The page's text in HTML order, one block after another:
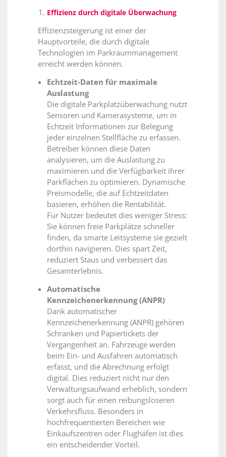
Effizienz durch digitale Überwachung
Effizienzsteigerung ist einer der
Hauptvorteile, die durch digitale
Technologien im Parkraummanagement
erreicht werden können.
Echtzeit-Daten für maximale
Auslastung
Die digitale Parkplatzüberwachung nutzt
Sensoren und Kamerasysteme, um in
Echtzeit Informationen zur Belegung
jeder einzelnen Stellfläche zu erfassen.
Betreiber können diese Daten
analysieren, um die Auslastung zu
maximieren und die Verfügbarkeit ihrer
Parkflächen zu optimieren. Dynamische
Preismodelle, die auf Echtzeitdaten
basieren, erhöhen die Rentabilität.
Für Nutzer bedeutet dies weniger Stress:
Sie können freie Parkplätze schneller
finden, da smarte Leitsysteme sie gezielt
dorthin navigieren. Dies spart Zeit,
reduziert Staus und verbessert das
Gesamterlebnis.
Automatische
Kennzeichenerkennung (ANPR)
Dank automatischer
Kennzeichenerkennung (ANPR) gehören
Schranken und Papiertickets der
Vergangenheit an. Fahrzeuge werden
beim Ein- und Ausfahren automatisch
erfasst, und die Abrechnung erfolgt
digital. Dies reduziert nicht nur den
Verwaltungsaufwand erheblich, sondern
sorgt auch für einen reibungsloseren
Verkehrsfluss. Besonders in
hochfrequentierten Bereichen wie
Einkaufszentren oder Flughäfen ist dies
ein entscheidender Vorteil.